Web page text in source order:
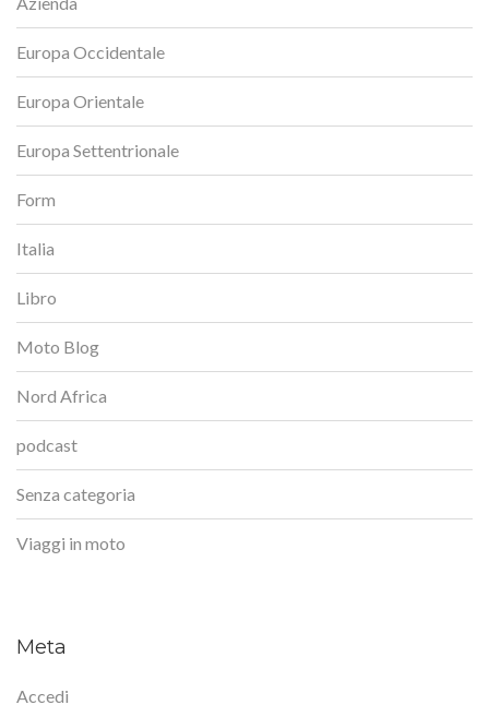
Europa Occidentale
Europa Orientale
Europa Settentrionale
Form
Italia
Libro
Moto Blog
Nord Africa
podcast
Senza categoria
Viaggi in moto
Meta
Accedi